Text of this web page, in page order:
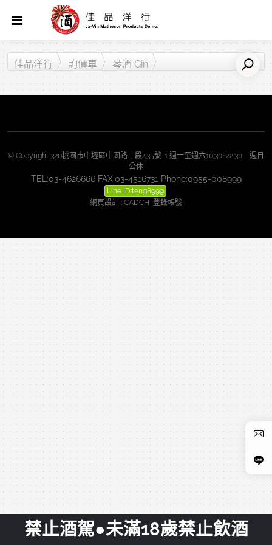
佳品洋行 詢價車 琴酒 Gin
© Copyright 320桃園市中壢區中園路二段435號-1 週一至週六10:30~22:30 週日
公休
TEL:03-4626666 FAX:03-4516731 Phone:0955-008999
Line ID:teng8999
網頁設計 : CADCH 登錄帳號
禁止酒駕●未滿18歲禁止飲酒